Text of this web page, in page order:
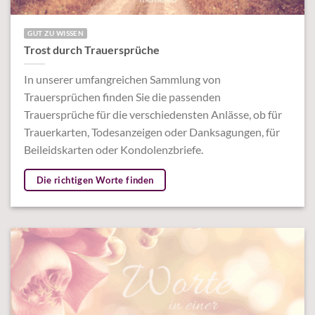
GUT ZU WISSEN
Trost durch Trauersprüche
In unserer umfangreichen Sammlung von
Trauersprüchen finden Sie die passenden
Trauersprüche für die verschiedensten Anlässe, ob für
Trauerkarten, Todesanzeigen oder Danksagungen, für
Beileidskarten oder Kondolenzbriefe.
Die richtigen Worte finden